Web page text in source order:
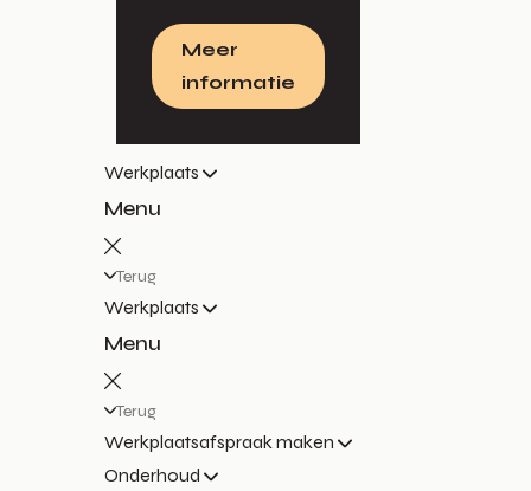
Meer
informatie
Werkplaats
Menu
Terug
Werkplaats
Menu
Terug
Werkplaatsafspraak maken
Onderhoud